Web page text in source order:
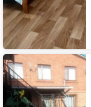
Гостевой
дом
Malina
House